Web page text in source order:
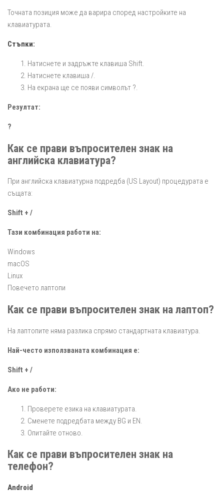
Точната позиция може да варира според настройките на
клавиатурата.
Стъпки:
Натиснете и задръжте клавиша Shift.
Натиснете клавиша /.
На екрана ще се появи символът ?.
Резултат:
?
Как се прави въпросителен знак на
английска клавиатура?
При английска клавиатурна подредба (US Layout) процедурата е
същата:
Shift + /
Тази комбинация работи на:
Windows
macOS
Linux
Повечето лаптопи
Как се прави въпросителен знак на лаптоп?
На лаптопите няма разлика спрямо стандартната клавиатура.
Най-често използваната комбинация е:
Shift + /
Ако не работи:
Проверете езика на клавиатурата.
Сменете подредбата между BG и EN.
Опитайте отново.
Как се прави въпросителен знак на
телефон?
Android